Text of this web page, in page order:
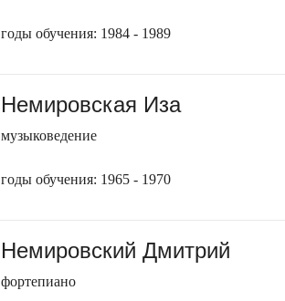
годы обучения: 1984 - 1989
Немировская Иза
музыковедение
годы обучения: 1965 - 1970
Немировский Дмитрий
фортепиано